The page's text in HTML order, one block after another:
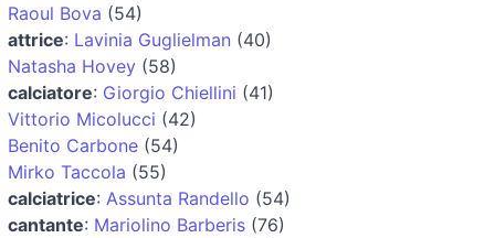
Raoul Bova (54)
attrice: Lavinia Guglielman (40)
Natasha Hovey (58)
calciatore: Giorgio Chiellini (41)
Vittorio Micolucci (42)
Benito Carbone (54)
Mirko Taccola (55)
calciatrice: Assunta Randello (54)
cantante: Mariolino Barberis (76)